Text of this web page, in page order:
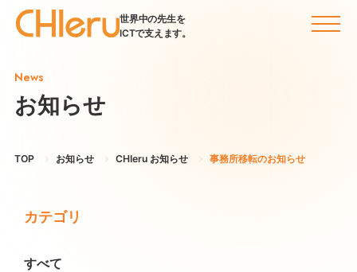
世界中の先生を
ICTで支えます。
News
お知らせ
TOP お知らせ CHIeru お知らせ 事務所移転のお知らせ
カテゴリ
すべて